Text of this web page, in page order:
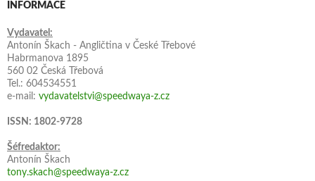
INFORMACE
Vydavatel:
Antonín Škach - Angličtina v České Třebové
Habrmanova 1895
560 02 Česká Třebová
Tel.: 604534551
e-mail: vydavatelstvi@speedwaya-z.cz
ISSN: 1802-9728
Šéfredaktor:
Antonín Škach
tony.skach@speedwaya-z.cz